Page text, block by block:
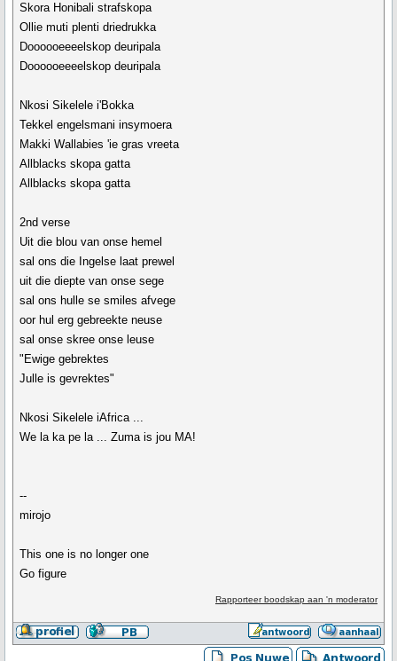
Skora Honibali strafskopa
Ollie muti plenti driedrukka
Doooooeeeelskop deuripala
Doooooeeeelskop deuripala
Nkosi Sikelele i'Bokka
Tekkel engelsmani insymoera
Makki Wallabies 'ie gras vreeta
Allblacks skopa gatta
Allblacks skopa gatta
2nd verse
Uit die blou van onse hemel
sal ons die Ingelse laat prewel
uit die diepte van onse sege
sal ons hulle se smiles afvege
oor hul erg gebreekte neuse
sal onse skree onse leuse
"Ewige gebrektes
Julle is gevrektes"
Nkosi Sikelele iAfrica ...
We la ka pe la ... Zuma is jou MA!
--
mirojo
This one is no longer one
Go figure
Rapporteer boodskap aan 'n moderator